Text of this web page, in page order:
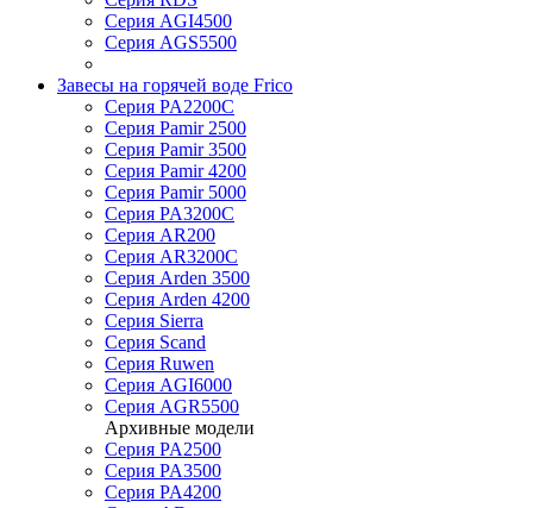
Серия AGI4500
Серия AGS5500
Завесы на горячей воде Frico
Серия PA2200C
Серия Pamir 2500
Серия Pamir 3500
Серия Pamir 4200
Серия Pamir 5000
Серия PA3200C
Серия AR200
Серия AR3200C
Серия Arden 3500
Серия Arden 4200
Серия Sierra
Серия Scand
Серия Ruwen
Серия AGI6000
Серия AGR5500
Архивные модели
Серия PA2500
Серия PA3500
Серия PA4200